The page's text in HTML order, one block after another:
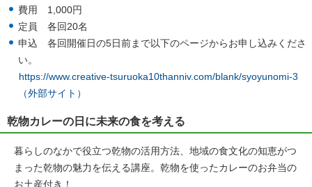
費用 1,000円
定員 各回20名
申込 各回開催日の5日前まで以下のページからお申し込みくださ
い。
https://www.creative-tsuruoka10thanniv.com/blank/syoyunomi-3
（外部サイト）
乾物カレーの日に未来の食を考える
暮らしのなかで役立つ乾物の活用方法、地域の食文化の知恵がつ
まった乾物の魅力を伝える講座。乾物を使ったカレーのお弁当の
お土産付き！